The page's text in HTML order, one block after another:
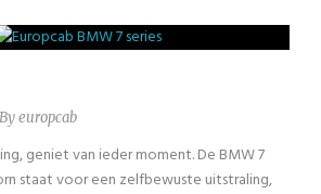
Byeuropcab
geniet van ieder moment. De BMW 7
staat voor een zelfbewuste uitstraling,